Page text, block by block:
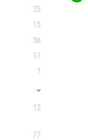
25
15
36
17
7
12
77